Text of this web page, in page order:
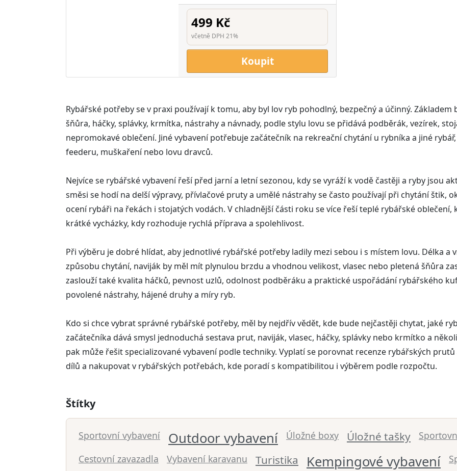
499 Kč
včetně DPH 21%
Koupit
Rybářské potřeby se v praxi používají k tomu, aby byl lov ryb pohodlný, bezpečný a účinný.
šňůra, háčky, splávky, krmítka, nástrahy a návnady, podle stylu lovu se přidává podběrák, vezírek,
nepromokavé oblečení. Jiné vybavení potřebuje začátečník na rekreační chytání u rybníka a jiné
feederu, muškaření nebo lovu dravců.
Nejvíce se rybářské vybavení řeší před jarní a letní sezonou, kdy se vyráží k vodě častěji a ryby jsou
směsi se hodí na delší výpravy, přívlačové pruty a umělé nástrahy se často používají při chytání štik,
ocení rybáři na řekách i stojatých vodách. V chladnější části roku se více řeší teplé rybářské oblečení,
krátké vycházky, kdy rozhoduje rychlá příprava a spolehlivost.
Při výběru je dobré hlídat, aby jednotlivé rybářské potřeby ladily mezi sebou i s místem lovu. Délka
způsobu chytání, naviják by měl mít plynulou brzdu a vhodnou velikost, vlasec nebo pletená šňůra
zaslouží také kvalita háčků, pevnost uzlů, odolnost podběráku a praktické uspořádání rybářského
povolené nástrahy, hájené druhy a míry ryb.
Kdo si chce vybrat správné rybářské potřeby, měl by nejdřív vědět, kde bude nejčastěji chytat, jaké
začátečníka dává smysl jednoduchá sestava prut, naviják, vlasec, háčky, splávky nebo krmítko a
pak může řešit specializované vybavení podle techniky. Vyplatí se porovnat recenze rybářských
dílů a nakupovat v rybářských potřebách, kde poradí s kompatibilitou i výběrem podle rozpočtu.
Štítky
Sportovní vybavení Outdoor vybavení Úložné boxy Úložné tašky
Cestovní zavazadla Vybavení karavanu Turistika Kempingové vybavení